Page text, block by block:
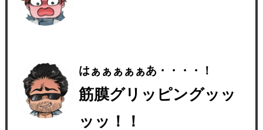
はぁぁぁぁぁあ・・・・！
筋膜グリッピングッッ
ッッ！！